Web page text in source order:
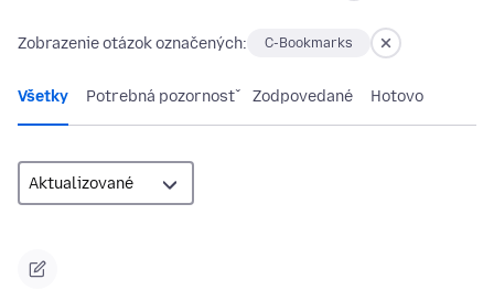
Zobrazenie otázok označených: C-Bookmarks
Všetky Potrebná pozornosť Zodpovedané Hotovo